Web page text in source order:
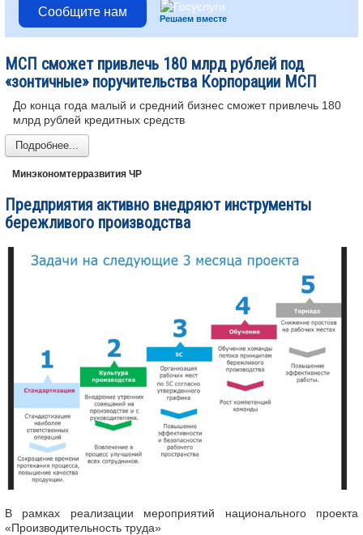
ПРОТИВОДЕЙСТВИЕ КОРРУПЦИИ
АНТИТЕРРОР
КОНТАКТЫ
ОБРАТНАЯ СВЯЗЬ
Сообщите нам
Решаем вместе
МСП сможет привлечь 180 млрд рублей под
«зонтичные» поручительства Корпорации МСП
До конца года малый и средний бизнес сможет привлечь 180
млрд рублей кредитных средств
Подробнее...
Минэкономтерразвития ЧР
Предприятия активно внедряют инструменты
бережливого производства
В рамках реализации мероприятий национального проекта
«Производительность труда»